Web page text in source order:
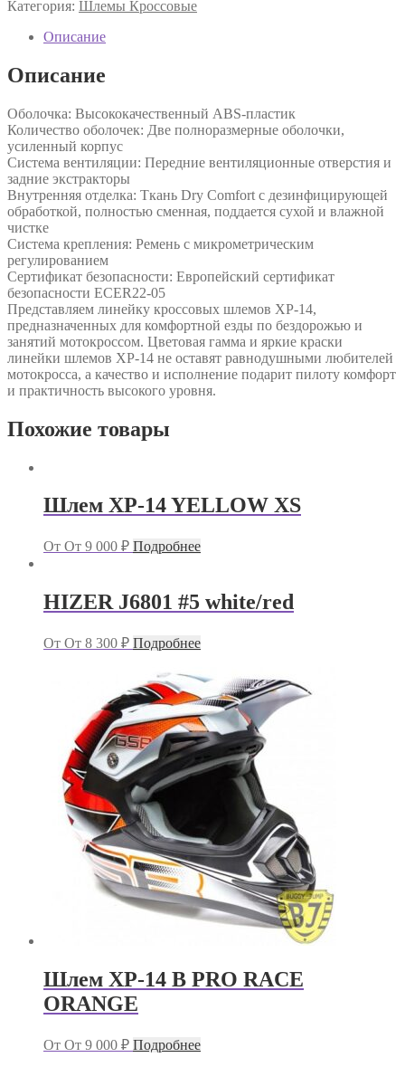
Категория: Шлемы Кроссовые
Описание
Описание
Оболочка: Высококачественный ABS-пластик
Количество оболочек: Две полноразмерные оболочки,
усиленный корпус
Система вентиляции: Передние вентиляционные отверстия и
задние экстракторы
Внутренняя отделка: Ткань Dry Comfort с дезинфицирующей
обработкой, полностью сменная, поддается сухой и влажной
чистке
Система крепления: Ремень с микрометрическим
регулированием
Сертификат безопасности: Европейский сертификат
безопасности ECER22-05
Представляем линейку кроссовых шлемов XP-14,
предназначенных для комфортной езды по бездорожью и
занятий мотокроссом. Цветовая гамма и яркие краски
линейки шлемов XP-14 не оставят равнодушными любителей
мотокросса, а качество и исполнение подарит пилоту комфорт
и практичность высокого уровня.
Похожие товары
Шлем XP-14 YELLOW XS
От От 9 000 ₽ Подробнее
HIZER J6801 #5 white/red
От От 8 300 ₽ Подробнее
Шлем XP-14 B PRO RACE
ORANGE
От От 9 000 ₽ Подробнее